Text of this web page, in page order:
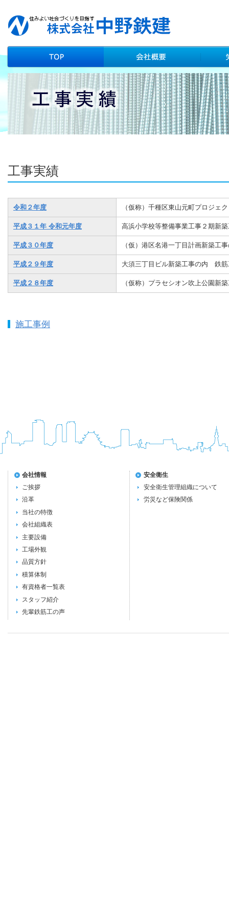
工事実績
令和２年度 （仮称）千種区東山元町プロジ
平成３１年 令和元年度 高浜小学校等整備事業工事２期
平成３０年度 （仮）港区名港一丁目計画新築
平成２９年度 大須三丁目ビル新築工事の内 鉄筋
平成２８年度 （仮称）プラセシオン吹上公園
施工事例
会社情報
ご挨拶
沿革
当社の特徴
会社組織表
主要設備
工場外観
品質方針
積算体制
有資格者一覧表
スタッフ紹介
先輩鉄筋工の声
安全衛生
安全衛生管理組織について
労災など保険関係